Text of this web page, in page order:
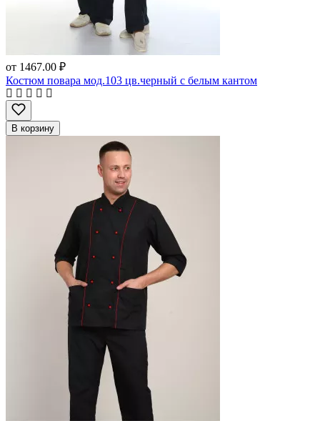
от 1467.00 ₽
Костюм повара мод.103 цв.черный с белым кантом
В корзину